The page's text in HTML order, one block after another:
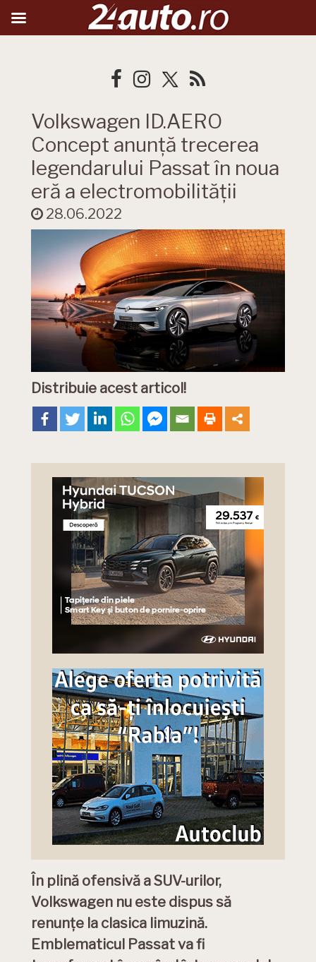
Volkswagen ID.AERO
Concept anunță trecerea
legendarului Passat în noua
eră a electromobilității
28.06.2022
Distribuie acest articol!
În plină ofensivă a SUV-urilor,
Volkswagen nu este dispus să
renunțe la clasica limuzină.
Emblematicul Passat va fi